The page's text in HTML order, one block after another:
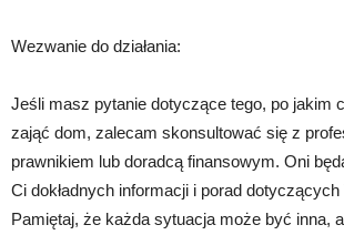
Wezwanie do działania:
Jeśli masz pytanie dotyczące tego, po jakim
zająć dom, zalecam skonsultować się z
prawnikiem lub doradcą finansowym. Oni
Ci dokładnych informacji i porad
Pamiętaj, że każda sytuacja może być inna,